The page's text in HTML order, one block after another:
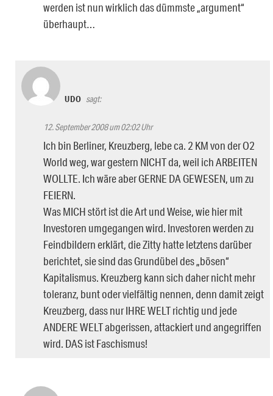
werden ist nun wirklich das dümmste „argument“
überhaupt…
UDO sagt:
12. September 2008 um 02:02 Uhr
Ich bin Berliner, Kreuzberg, lebe ca. 2 KM von der O2
World weg, war gestern NICHT da, weil ich ARBEITEN
WOLLTE. Ich wäre aber GERNE DA GEWESEN, um zu
FEIERN.
Was MICH stört ist die Art und Weise, wie hier mit
Investoren umgegangen wird. Investoren werden zu
Feindbildern erklärt, die Zitty hatte letztens darüber
berichtet, sie sind das Grundübel des „bösen“
Kapitalismus. Kreuzberg kann sich daher nicht mehr
toleranz, bunt oder vielfältig nennen, denn damit zeigt
Kreuzberg, dass nur IHRE WELT richtig und jede
ANDERE WELT abgerissen, attackiert und angegriffen
wird. DAS ist Faschismus!